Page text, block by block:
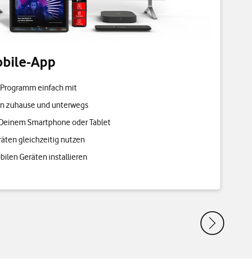
App
einfach mit
zuhause und unterwegs
Smartphone oder Tablet
gleichzeitig nutzen
Geräten installieren